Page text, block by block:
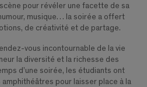
pour révéler une facette de sa
musique… la soirée a offert
de créativité et de partage.
vous incontournable de la vie
la diversité et la richesse des
d’une soirée, les étudiants ont
pour laisser place à la